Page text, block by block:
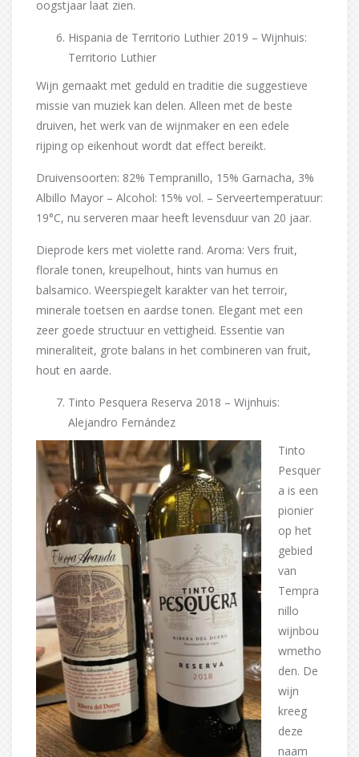
oogstjaar laat zien.
Hispania de Territorio Luthier 2019 – Wijnhuis:
Territorio Luthier
Wijn gemaakt met geduld en traditie die suggestieve
missie van muziek kan delen. Alleen met de beste
druiven, het werk van de wijnmaker en een edele
rijping op eikenhout wordt dat effect bereikt.
Druivensoorten: 82% Tempranillo, 15% Garnacha, 3%
Albillo Mayor – Alcohol: 15% vol. – Serveertemperatuur:
19°C, nu serveren maar heeft levensduur van 20 jaar.
Dieprode kers met violette rand. Aroma: Vers fruit,
florale tonen, kreupelhout, hints van humus en
balsamico. Weerspiegelt karakter van het terroir,
minerale toetsen en aardse tonen. Elegant met een
zeer goede structuur en vettigheid. Essentie van
mineraliteit, grote balans in het combineren van fruit,
hout en aarde.
Tinto Pesquera Reserva 2018 – Wijnhuis:
Alejandro Fernández
Tinto
Pesquer
a is een
pionier
op het
gebied
van
Tempra
nillo
wijnbou
wmetho
den. De
wijn
kreeg
deze
naam